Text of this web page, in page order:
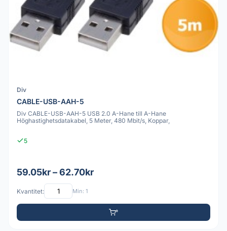
Div
CABLE-USB-AAH-5
Div CABLE-USB-AAH-5 USB 2.0 A-Hane till A-Hane
Höghastighetsdatakabel, 5 Meter, 480 Mbit/s, Koppar,
5
59.05kr – 62.70kr
Kvantitet: Min: 1